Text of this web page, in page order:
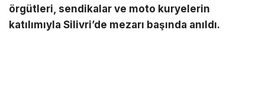
örgütleri, sendikalar ve moto kuryelerin
katılımıyla Silivri’de mezarı başında anıldı.